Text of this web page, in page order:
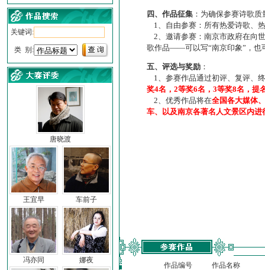
关键词:
类 别:
唐晓渡
王宜早 车前子
冯亦同 娜夜
四、作品征集 ：为确保参赛诗歌
1、自由参赛：所有热爱诗歌、
2、邀请参赛：南京市政府在向
歌作品——可以写“南京印象”，也
五、评选与奖励 ：
1、参赛作品通过初评、复评、
奖4名，2等奖6名，3等奖8名，提
2、优秀作品将在全国各大媒体
车、以及南京各著名人文景区内进
作品编号 作品名称